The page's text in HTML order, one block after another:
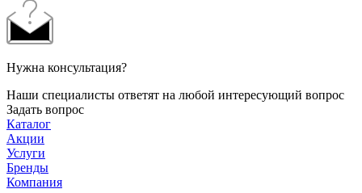
Нужна консультация?
Наши специалисты ответят на любой интересующий вопрос
Задать вопрос
Каталог
Акции
Услуги
Бренды
Компания